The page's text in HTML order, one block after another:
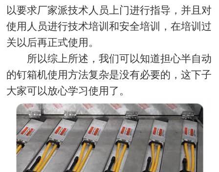
以要求厂家派技术人员上门进行指导，并且对
使用人员进行技术培训和安全培训，在培训过
关以后再正式使用。
所以综上所述，我们可以知道担心半自动
的钉箱机使用方法复杂是没有必要的，这下子
大家可以放心学习使用了。